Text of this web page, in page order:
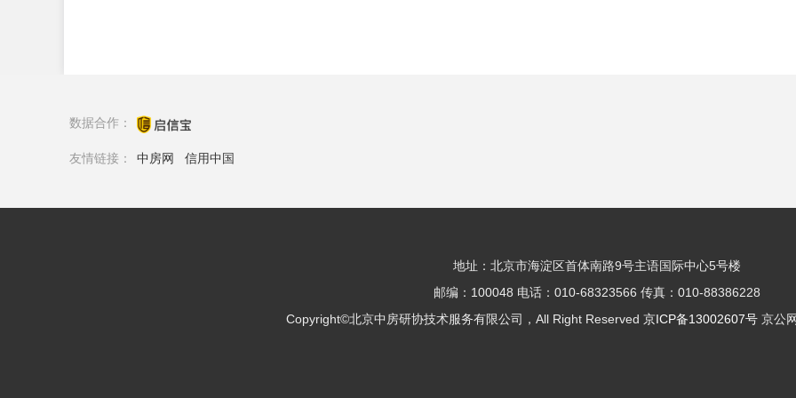
数据合作：
友情链接： 中房网 信用中国
地址：北京市海淀区首体南路9号主语国际中心5号楼
邮编：100048 电话：010-68323566 传真：010-88386228
Copyright©北京中房研协技术服务有限公司，All Right Reserved 京ICP备13002607号京公